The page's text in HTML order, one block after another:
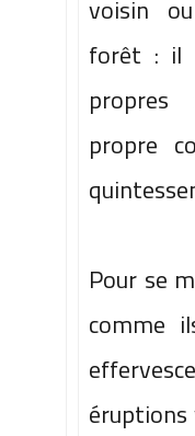
voisin
forêt : il
propres
propre
Pour se
comme
éruptions